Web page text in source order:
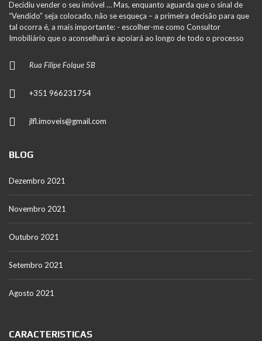
Decidiu vender o seu imóvel … Mas, enquanto aguarda que o sinal de
“Vendido” seja colocado, não se esqueça – a primeira decisão para que
tal ocorra é, a mais importante: - escolher-me como Consultor
Imobiliário que o aconselhará e apoiará ao longo de todo o processo
Rua Filipe Folque 5B
+351 966231754
jlfl.imoveis@gmail.com
BLOG
Dezembro 2021
Novembro 2021
Outubro 2021
Setembro 2021
Agosto 2021
CARACTERISTICAS